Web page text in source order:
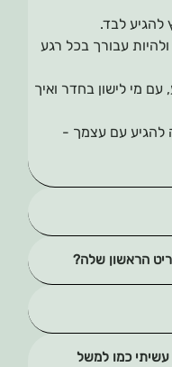
להגיע לבד.
עבורך בכל רגע
עם מי לישון בחדר ואיך
להגיע עם עצמך -
הראשון שלה?
כמו למשל